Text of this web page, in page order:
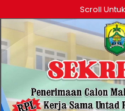
ke
konten
Scroll